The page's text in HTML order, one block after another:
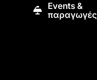
Εvents &
παραγωγές